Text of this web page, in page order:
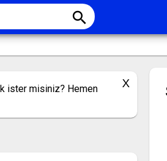
search
ister misiniz? Hemen